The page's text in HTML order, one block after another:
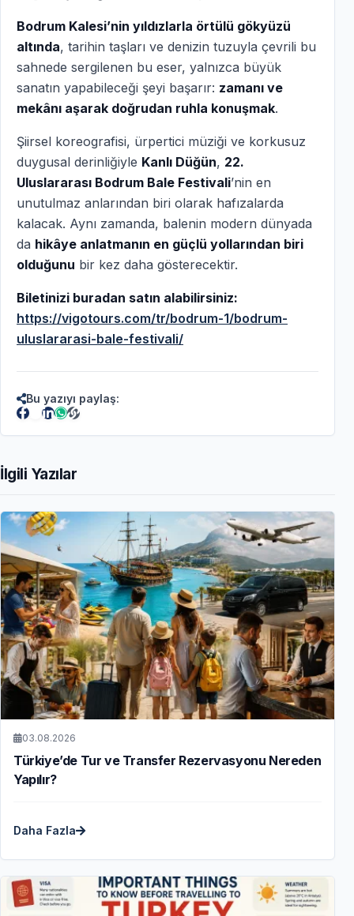
Bodrum Kalesi’nin yıldızlarla örtülü gökyüzü
altında, tarihin taşları ve denizin tuzuyla çevrili bu
sahnede sergilenen bu eser, yalnızca büyük
sanatın yapabileceği şeyi başarır: zamanı ve
mekânı aşarak doğrudan ruhla konuşmak.
Şiirsel koreografisi, ürpertici müziği ve korkusuz
duygusal derinliğiyle Kanlı Düğün, 22.
Uluslararası Bodrum Bale Festivali’nin en
unutulmaz anlarından biri olarak hafızalarda
kalacak. Aynı zamanda, balenin modern dünyada
da hikâye anlatmanın en güçlü yollarından biri
olduğunu bir kez daha gösterecektir.
Biletinizi buradan satın alabilirsiniz:
https://vigotours.com/tr/bodrum-1/bodrum-
uluslararasi-bale-festivali/
Bu yazıyı paylaş:
İlgili Yazılar
03.08.2026
Türkiye’de Tur ve Transfer Rezervasyonu Nereden
Yapılır?
Daha Fazla